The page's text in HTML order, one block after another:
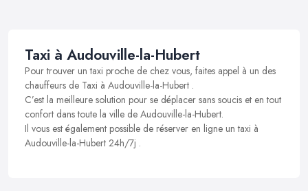
Taxi à Audouville-la-Hubert
Pour trouver un taxi proche de chez vous, faites appel à un des
chauffeurs de Taxi à Audouville-la-Hubert .
C’est la meilleure solution pour se déplacer sans soucis et en tout
confort dans toute la ville de Audouville-la-Hubert.
Il vous est également possible de réserver en ligne un taxi à
Audouville-la-Hubert 24h/7j .